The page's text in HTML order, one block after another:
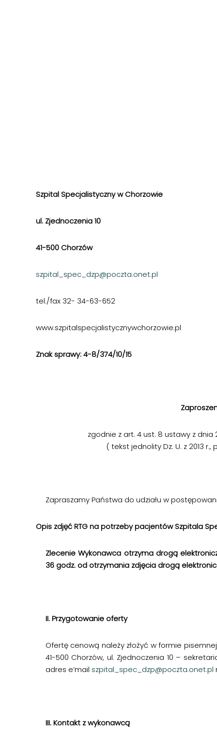
Szpital Specjalistyczny w Chorzowie
ul. Zjednoczenia 10
41-500 Chorzów
szpital_spec_dzp@poczta.onet.pl
tel./fax 32- 34-63-652
www.szpitalspecjalistycznywchorzowie.pl
Znak sprawy: 4-8/374/10/15
zgodnie z art. 4 ust. 8 ustawy z
( tekst jednolity Dz. U. z 2013 r.,
Zapraszamy Państwa do udziału w
Opis zdjęć RTG na potrzeby pacjentów Szpitala
Zlecenie Wykonawca otrzyma drogą
36 godz. od otrzymania zdjęcia drogą
II. Przygotowanie oferty
Ofertę cenową należy złożyć w formie
41-500 Chorzów, ul. Zjednoczenia 10 –
adres e’mail szpital_spec_dzp@poczta.onet.pl
III. Kontakt z wykonawcą